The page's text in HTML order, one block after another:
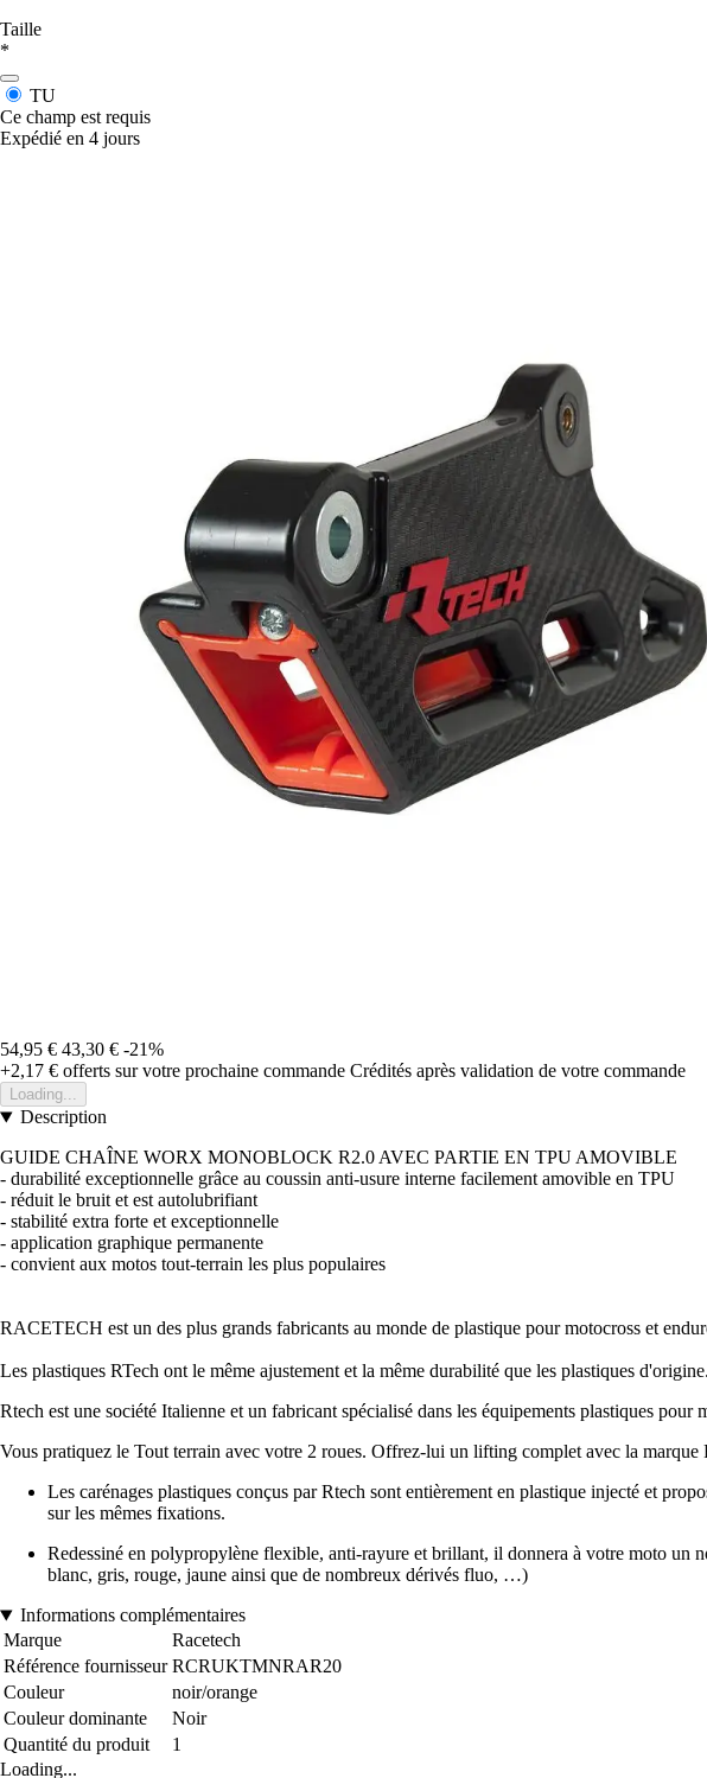
Taille
*
TU
Ce champ est requis
Expédié en 4 jours
54,95 € 43,30 € -21%
+2,17 € offerts sur votre prochaine commande Crédités après validation de votre commande
Loading...
Description
GUIDE CHAÎNE WORX MONOBLOCK R2.0 AVEC PARTIE EN TPU AMOVIBLE
- durabilité exceptionnelle grâce au coussin anti-usure interne facilement amovible en TPU
- réduit le bruit et est autolubrifiant
- stabilité extra forte et exceptionnelle
- application graphique permanente
- convient aux motos tout-terrain les plus populaires
RACETECH est un des plus grands fabricants au monde de plastique pour motocross et
Les plastiques RTech ont le même ajustement et la même durabilité que les plastiques
Rtech est une société Italienne et un fabricant spécialisé dans les équipements plastiques
Vous pratiquez le Tout terrain avec votre 2 roues. Offrez-lui un lifting complet avec la
Les carénages plastiques conçus par Rtech sont entièrement en plastique injecté et
sur les mêmes fixations.
Redessiné en polypropylène flexible, anti-rayure et brillant, il donnera à votre moto un
blanc, gris, rouge, jaune ainsi que de nombreux dérivés fluo, …)
Informations complémentaires
Marque
Racetech
Référence fournisseur RCRUKTMNRAR20
Couleur
noir/orange
Couleur dominante
Noir
Quantité du produit
1
Loading...